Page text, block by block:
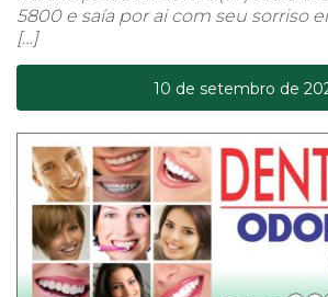
5800 e saía por ai com seu sorriso
[…]
10 de setembro de